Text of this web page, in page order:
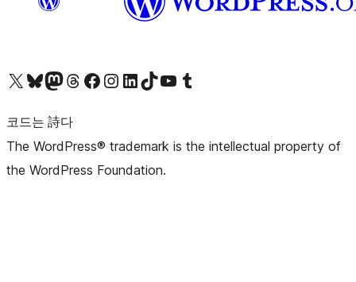
X(이전 트위터) 계정 방문하기블루스카이 계정 방문하기마스토돈 계정 방문하기스레드 계정 방문하기 페이스북 페이지 방문하기인스타그램 계정 방문하기 LinkedIn 계정 방문하기틱톡 계정 방문하기유튜브 채널 방문하기 텀블러 계정 방문하기
코드는 詩다
The WordPress® trademark is the intellectual property of
the WordPress Foundation.